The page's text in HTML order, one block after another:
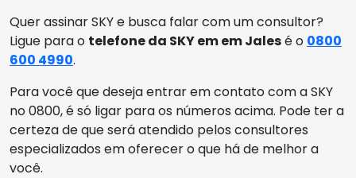
Quer assinar SKY e busca falar com um consultor?
Ligue para o telefone da SKY em em Jalesé o 0800
600 4990.
Para você que deseja entrar em contato com a SKY
no 0800, é só ligar para os números acima. Pode ter a
certeza de que será atendido pelos consultores
especializados em oferecer o que há de melhor a
você.